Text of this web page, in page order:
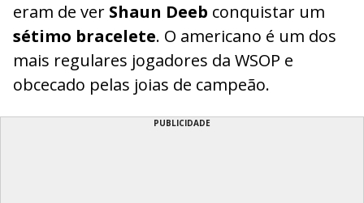
eram de ver Shaun Deeb conquistar um
sétimo bracelete. O americano é um dos
mais regulares jogadores da WSOP e
obcecado pelas joias de campeão.
PUBLICIDADE